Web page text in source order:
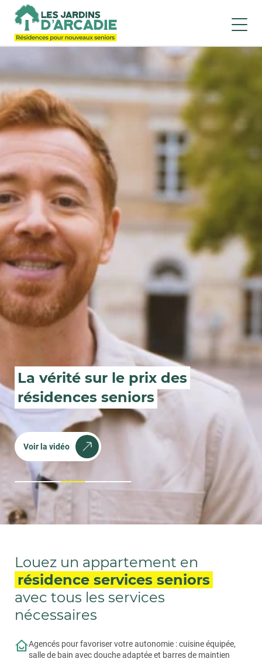
Une résidence seniors,
ce n’est ni une maison de
retraite,
ni un EHPAD.
C'est quoi une résidence seniors ?
1 2 3 4 5
Louez un appartement en
résidence services seniors
avec tous les services
nécessaires
Agencés pour favoriser votre autonomie : cuisine équipée,
salle de bain avec douche adaptée et barres de maintien